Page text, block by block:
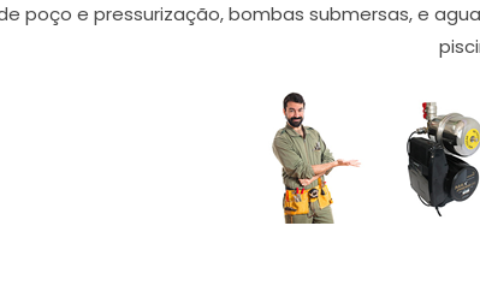
poço e pressurização, bombas submersas, e